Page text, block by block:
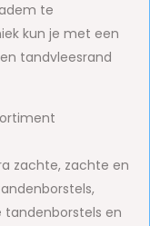
te
kun je met een
tandvleesrand
zachte, zachte en
en